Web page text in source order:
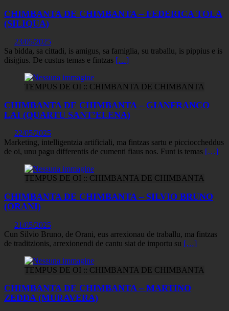
CHIMBANTA DE CHIMBANTA – FEDERICA TOLA
(SILIQUA)
23/05/2025
Sa bidda, sa cittadi, is amigus, sa famiglia, su traballu, is pippius e is
disigius. De custus temas e fintzas […]
TEMPUS DE OI :: CHIMBANTA DE CHIMBANTA
CHIMBANTA DE CHIMBANTA – GIANFRANCO
LAI (QUARTU SANT’ELENA)
22/05/2025
Marketing, intelligentzia artificiali, ma fintzas sartu e piccioccheddus
de oi, unu pagu differentis de cumenti fiaus nos. Funt is temas […]
TEMPUS DE OI :: CHIMBANTA DE CHIMBANTA
CHIMBANTA DE CHIMBANTA – SILVIO BRUNO
(ORANI)
21/05/2025
Cun Silvio Bruno, de Orani, eus arrexionau de traballu, ma fintzas
de traditzionis, arrexionendi de cantu siat de importu su […]
TEMPUS DE OI :: CHIMBANTA DE CHIMBANTA
CHIMBANTA DE CHIMBANTA – MARTINO
ZEDDA (MURAVERA)